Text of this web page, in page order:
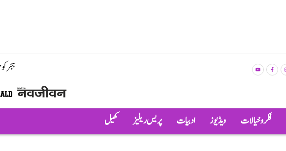
ہجر
فکر و خیالات ویڈیوز ادبیات پریس ریلیز کھیل